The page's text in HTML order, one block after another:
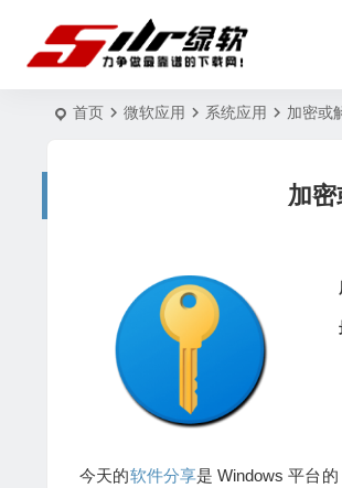
首页 微软应用 系统应用 加密或
加
今天的软件分享是 Windows 平台